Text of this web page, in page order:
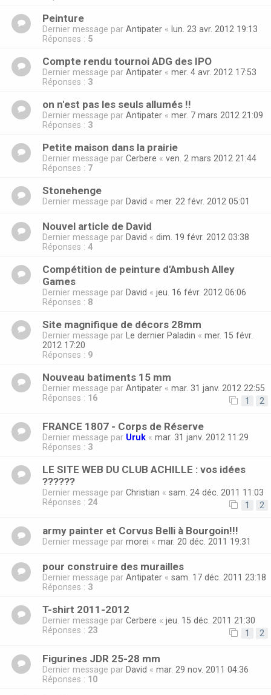
Peinture
Dernier message par Antipater « lun. 23 avr. 2012 19:13
Réponses : 5
Compte rendu tournoi ADG des IPO
Dernier message par Antipater « mer. 4 avr. 2012 17:53
Réponses : 3
on n'est pas les seuls allumés !!
Dernier message par Antipater « mer. 7 mars 2012 21:09
Réponses : 3
Petite maison dans la prairie
Dernier message par Cerbere « ven. 2 mars 2012 21:44
Réponses : 7
Stonehenge
Dernier message par David « mer. 22 févr. 2012 05:01
Nouvel article de David
Dernier message par David « dim. 19 févr. 2012 03:38
Réponses : 4
Compétition de peinture d'Ambush Alley
Games
Dernier message par David « jeu. 16 févr. 2012 06:06
Réponses : 8
Site magnifique de décors 28mm
Dernier message par Le dernier Paladin « mer. 15 févr.
2012 17:20
Réponses : 9
Nouveau batiments 15 mm
Dernier message par Antipater « mar. 31 janv. 2012 22:55
Réponses : 16 1 2
FRANCE 1807 - Corps de Réserve
Dernier message par Uruk « mar. 31 janv. 2012 11:29
Réponses : 3
LE SITE WEB DU CLUB ACHILLE : vos idées
??????
Dernier message par Christian « sam. 24 déc. 2011 11:03
Réponses : 24 1 2
army painter et Corvus Belli à Bourgoin!!!
Dernier message par morei « mar. 20 déc. 2011 19:31
pour construire des murailles
Dernier message par Antipater « sam. 17 déc. 2011 23:18
Réponses : 3
T-shirt 2011-2012
Dernier message par Cerbere « jeu. 15 déc. 2011 21:30
Réponses : 23 1 2
Figurines JDR 25-28 mm
Dernier message par David « mar. 29 nov. 2011 04:36
Réponses : 10